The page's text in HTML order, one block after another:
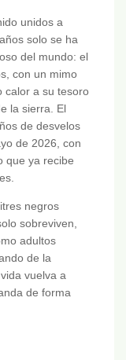
unidos a
solo se ha
del mundo: el
con un mimo
calor a su tesoro
la sierra. El
de desvelos
de 2026, con
que ya recibe
negros
sobreviven,
adultos
de la
vuelva a
de forma